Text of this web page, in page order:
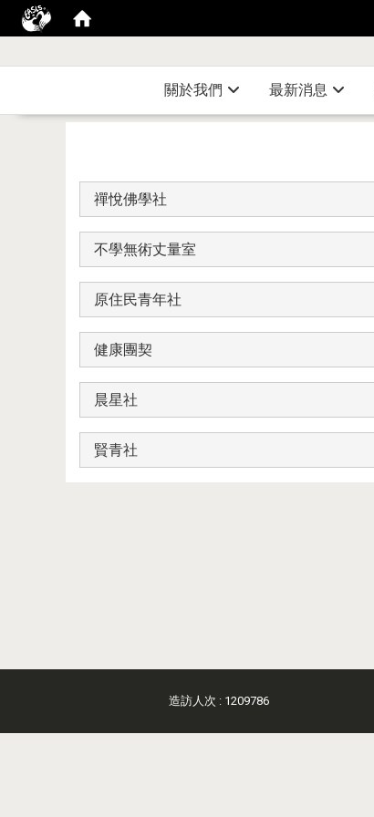
關於我們 最新消息
禪悅佛學社
不學無術丈量室
原住民青年社
健康團契
晨星社
賢青社
造訪人次 : 1209786